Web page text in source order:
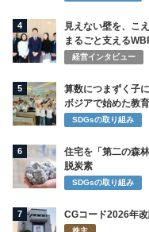
4
見えない壁を、こ
まるごと支える
経営インタビュー
5
算数につまずく子
ボジアで始めた教
SDGsの取り組み
6
住宅を「第二の森
脱炭素
SDGsの取り組み
7 CGコード2026年